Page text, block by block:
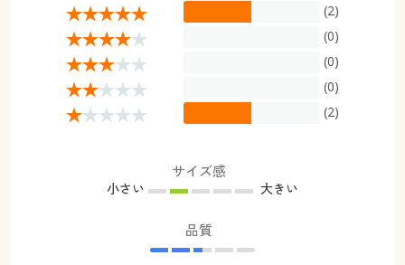
(2)
(0)
(0)
(0)
(2)
サイズ感
小さい 大きい
品質